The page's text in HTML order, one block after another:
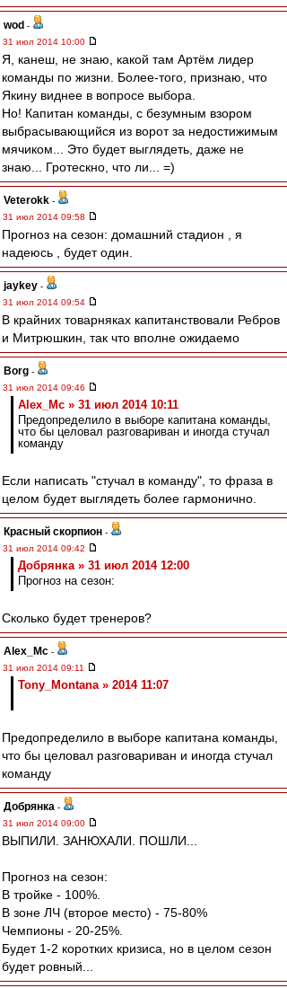
wod -
31 июл 2014 10:00
Я, канеш, не знаю, какой там Артём лидер
команды по жизни. Более-того, признаю, что
Якину виднее в вопросе выбора.
Но! Капитан команды, с безумным взором
выбрасывающийся из ворот за недостижимым
мячиком... Это будет выглядеть, даже не
знаю... Гротескно, что ли... =)
Veterokk -
31 июл 2014 09:58
Прогноз на сезон: домашний стадион , я
надеюсь , будет один.
jaykey -
31 июл 2014 09:54
В крайних товарняках капитанствовали Ребров
и Митрюшкин, так что вполне ожидаемо
Borg -
31 июл 2014 09:46
Alex_Mc » 31 июл 2014 10:11
Предопределило в выборе капитана команды,
что бы целовал разговариван и иногда стучал
команду
Если написать "стучал в команду", то фраза в
целом будет выглядеть более гармонично.
Красный скорпион -
31 июл 2014 09:42
Добрянка » 31 июл 2014 12:00
Прогноз на сезон:
Сколько будет тренеров?
Alex_Mc -
31 июл 2014 09:11
Tony_Montana » 2014 11:07
Предопределило в выборе капитана команды,
что бы целовал разговариван и иногда стучал
команду
Добрянка -
31 июл 2014 09:00
ВЫПИЛИ. ЗАНЮХАЛИ. ПОШЛИ...
Прогноз на сезон:
В тройке - 100%.
В зоне ЛЧ (второе место) - 75-80%
Чемпионы - 20-25%.
Будет 1-2 коротких кризиса, но в целом сезон
будет ровный...